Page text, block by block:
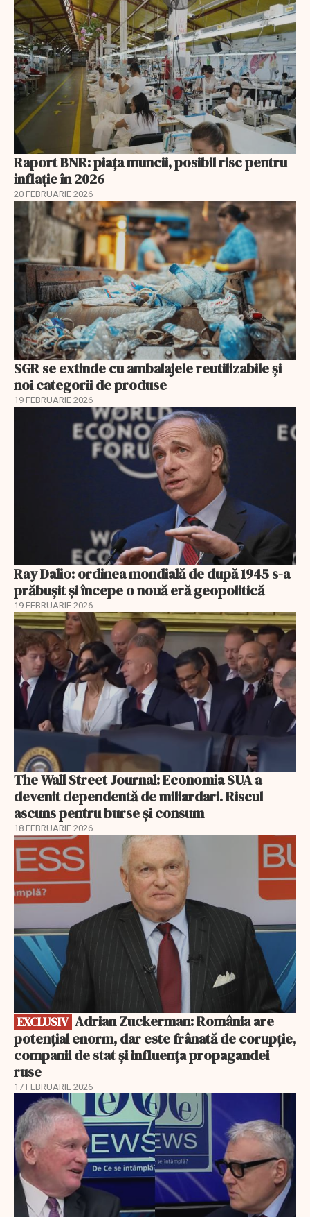
Raport BNR: piața muncii, posibil risc pentru
inflație în 2026
20 FEBRUARIE 2026
SGR se extinde cu ambalajele reutilizabile și
noi categorii de produse
19 FEBRUARIE 2026
Ray Dalio: ordinea mondială de după 1945 s-a
prăbușit și începe o nouă eră geopolitică
19 FEBRUARIE 2026
The Wall Street Journal: Economia SUA a
devenit dependentă de miliardari. Riscul
ascuns pentru burse și consum
18 FEBRUARIE 2026
EXCLUSIV
EXCLUSIV
potențial enorm, dar este frânată de corupție,
companii de stat și influența propagandei
ruse
17 FEBRUARIE 2026
EXCLUSIV